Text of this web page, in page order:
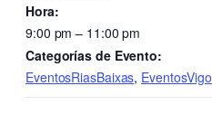
Hora:
9:00 pm – 11:00 pm
Categorías de Evento:
EventosRiasBaixas, EventosVigo